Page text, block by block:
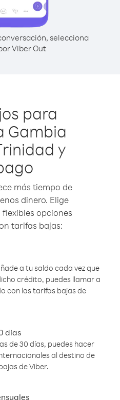
selecciona
Viber Out
para
Gambia
y
más tiempo de
dinero. Elige
opciones
tarifas bajas:
a tu saldo cada vez que
crédito, puedes llamar a
con las tarifas bajas de
días
de 30 días, puedes hacer
al destino de
de Viber.